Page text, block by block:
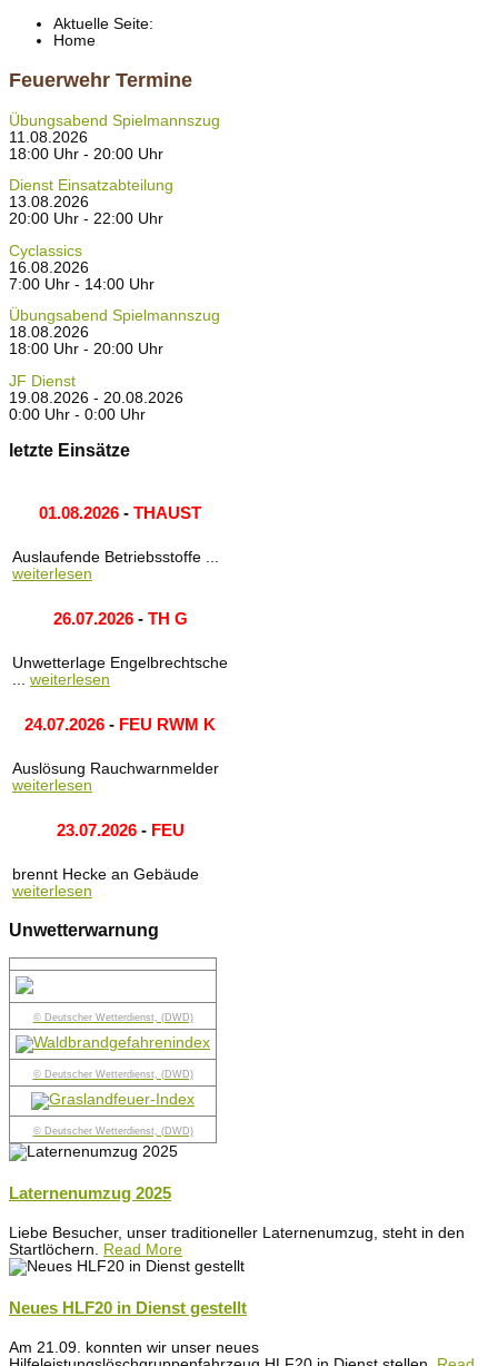
Aktuelle Seite:
Home
Feuerwehr Termine
Übungsabend Spielmannszug
11.08.2026
18:00 Uhr - 20:00 Uhr
Dienst Einsatzabteilung
13.08.2026
20:00 Uhr - 22:00 Uhr
Cyclassics
16.08.2026
7:00 Uhr - 14:00 Uhr
Übungsabend Spielmannszug
18.08.2026
18:00 Uhr - 20:00 Uhr
JF Dienst
19.08.2026 - 20.08.2026
0:00 Uhr - 0:00 Uhr
letzte Einsätze
01.08.2026 - THAUST
Auslaufende Betriebsstoffe ...
weiterlesen
26.07.2026- TH G
Unwetterlage Engelbrechtsche
... weiterlesen
24.07.2026 - FEU RWM K
Auslösung Rauchwarnmelder
weiterlesen
23.07.2026- FEU
brennt Hecke an Gebäude
weiterlesen
Unwetterwarnung
© Deutscher Wetterdienst, (DWD)
© Deutscher Wetterdienst, (DWD)
© Deutscher Wetterdienst, (DWD)
Laternenumzug 2025
Liebe Besucher, unser traditioneller Laternenumzug, steht in den
Startlöchern. Read More
Neues HLF20 in Dienst gestellt
Am 21.09. konnten wir unser neues